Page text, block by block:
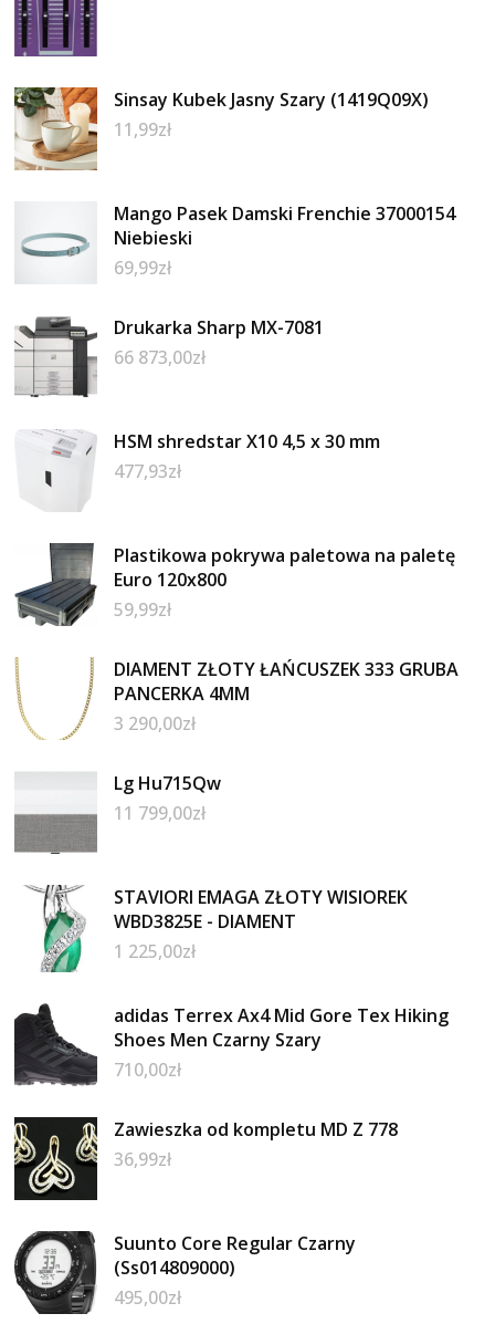
Sinsay Kubek Jasny Szary (1419Q09X)
11,99zł
Mango Pasek Damski Frenchie 37000154
Niebieski
69,99zł
Drukarka Sharp MX-7081
66 873,00zł
HSM shredstar X10 4,5 x 30 mm
477,93zł
Plastikowa pokrywa paletowa na paletę
Euro 120x800
59,99zł
DIAMENT ZŁOTY ŁAŃCUSZEK 333 GRUBA
PANCERKA 4MM
3 290,00zł
Lg Hu715Qw
11 799,00zł
STAVIORI EMAGA ZŁOTY WISIOREK
WBD3825E - DIAMENT
1 225,00zł
adidas Terrex Ax4 Mid Gore Tex Hiking
Shoes Men Czarny Szary
710,00zł
Zawieszka od kompletu MD Z 778
36,99zł
Suunto Core Regular Czarny
(Ss014809000)
495,00zł